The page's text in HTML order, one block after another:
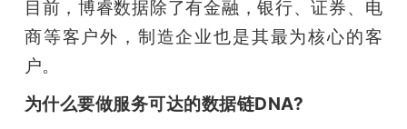
目前，博睿数据除了有金融，银行、证券、电
商等客户外，制造企业也是其最为核心的客
户。
为什么要做服务可达的数据链DNA?